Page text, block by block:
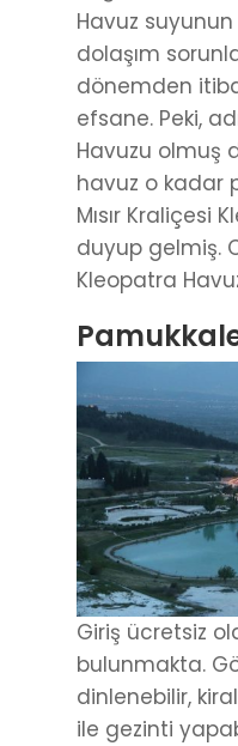
Havuz
dolaşım
dönemden
efsane. Peki,
Havuzu olmuş
havuz o kadar
Mısır Kraliçesi
duyup gelmiş.
Kleopatra
Giriş ücretsiz
bulunmakta.
dinlenebilir,
ile gezinti